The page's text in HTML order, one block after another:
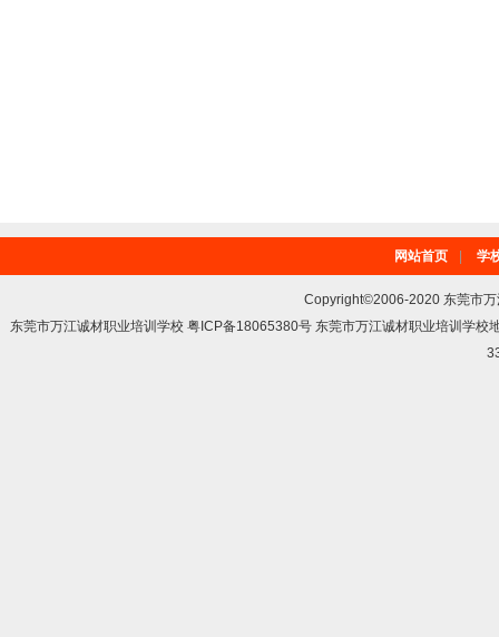
网站首页 学
Copyright©2006-2020 东莞市
东莞市万江诚材职业培训学校 粤ICP备18065380号 东莞市万江诚材职业培训学